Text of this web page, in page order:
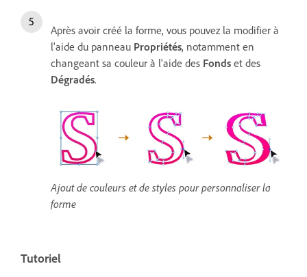
Après avoir créé la forme, vous pouvez la modifier à
l'aide du panneau Propriétés, notamment en
changeant sa couleur à l'aide des Fonds et des
Dégradés.
Ajout de couleurs et de styles pour personnaliser la
forme
Tutoriel